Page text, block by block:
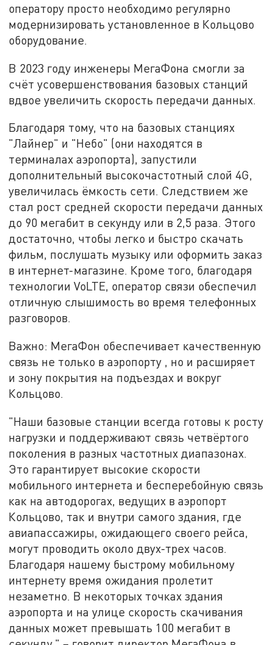
оператору просто необходимо регулярно
модернизировать установленное в Кольцово
оборудование.
В 2023 году инженеры МегаФона смогли за
счёт усовершенствования базовых станций
вдвое увеличить скорость передачи данных.
Благодаря тому, что на базовых станциях
"Лайнер" и "Небо" (они находятся в
терминалах аэропорта), запустили
дополнительный высокочастотный слой 4G,
увеличилась ёмкость сети. Следствием же
стал рост средней скорости передачи данных
до 90 мегабит в секунду или в 2,5 раза. Этого
достаточно, чтобы легко и быстро скачать
фильм, послушать музыку или оформить заказ
в интернет-магазине. Кроме того, благодаря
технологии VoLTE, оператор связи обеспечил
отличную слышимость во время телефонных
разговоров.
Важно: МегаФон обеспечивает качественную
связь не только в аэропорту , но и расширяет
и зону покрытия на подъездах и вокруг
Кольцово.
"Наши базовые станции всегда готовы к росту
нагрузки и поддерживают связь четвёртого
поколения в разных частотных диапазонах.
Это гарантирует высокие скорости
мобильного интернета и бесперебойную связь
как на автодорогах, ведущих в аэропорт
Кольцово, так и внутри самого здания, где
авиапассажиры, ожидающего своего рейса,
могут проводить около двух-трех часов.
Благодаря нашему быстрому мобильному
интернету время ожидания пролетит
незаметно. В некоторых точках здания
аэропорта и на улице скорость скачивания
данных может превышать 100 мегабит в